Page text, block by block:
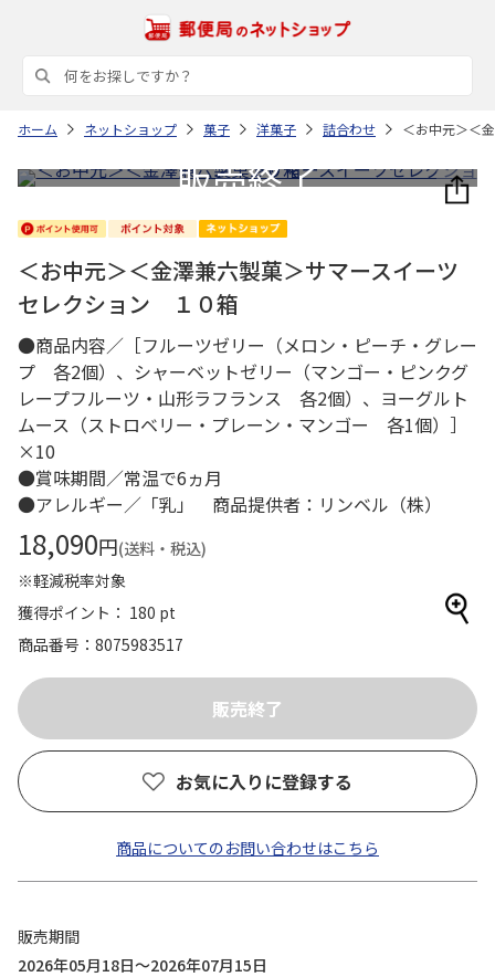
ホーム ネットショップ 菓子 洋菓子 詰合わせ ＜お中元＞＜
＜お中元＞＜金澤兼六製菓＞サマースイーツ
セレクション １０箱
●商品内容／［フルーツゼリー（メロン・ピーチ・グレー
プ 各2個）、シャーベットゼリー（マンゴー・ピンクグ
レープフルーツ・山形ラフランス 各2個）、ヨーグルト
ムース（ストロベリー・プレーン・マンゴー 各1個）］
×10
●賞味期間／常温で6ヵ月
●アレルギー／「乳」 商品提供者：リンベル（株）
18,090円(送料・税込)
※軽減税率対象
獲得ポイント： 180 pt
商品番号
8075983517
お気に入りに登録する
商品についてのお問い合わせはこちら
販売期間
2026年05月18日～2026年07月15日